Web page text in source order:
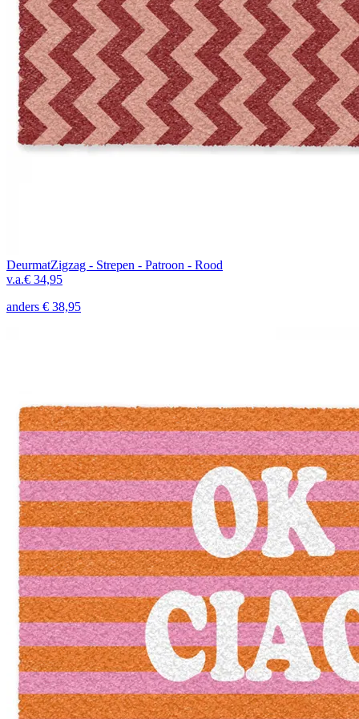
DeurmatZigzag - Strepen - Patroon - Rood
v.a.€ 34,95
anders € 38,95